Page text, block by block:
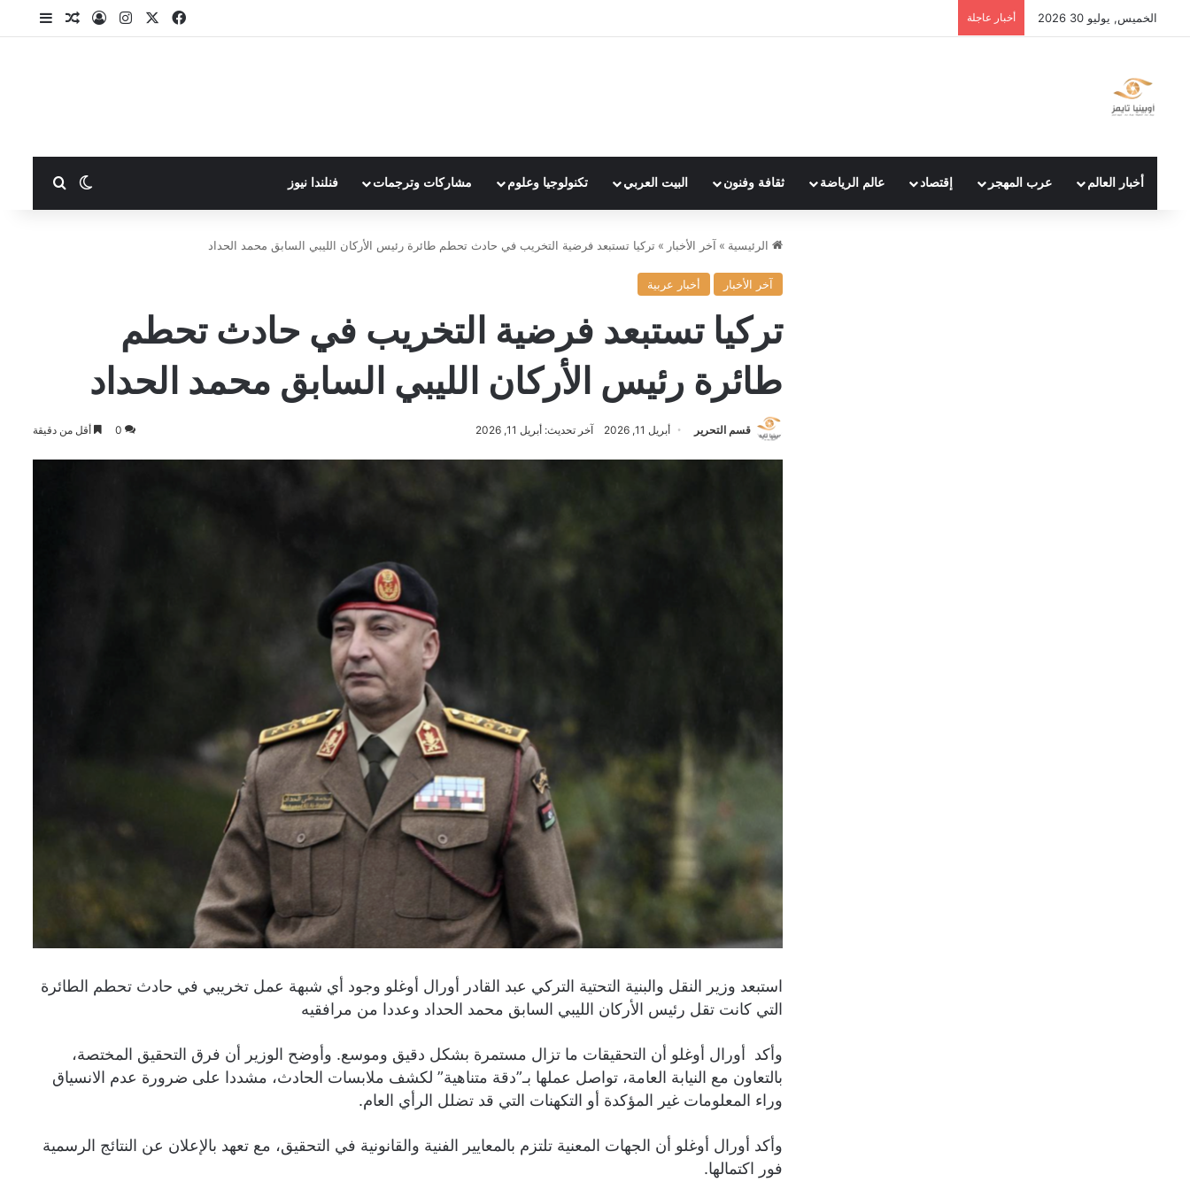
الخميس, يوليو 30 2026 أخبار عاجلة فيسبوك انستقرامتسجيل الدخول
مقالإضافة
أخبار العالم عرب المهجر إقتصاد عالم الرياضة ثقافة وفنون البيت العربي تكنولوجيا وعلوم مشاركات وترجمات فنلندا نيوز الوضعبحث عن
الرئيسية » آخر الأخبار » تركيا تستبعد فرضية التخريب في حادث تحطم طائرة رئيس الأركان الليبي السابق محمد الحداد
آخر الأخبار أخبار عربية
تركيا تستبعد فرضية التخريب في حادث تحطم
طائرة رئيس الأركان الليبي السابق محمد الحداد
قسم التحرير أبريل 11, 2026 آخر تحديث: أبريل 11, 2026 0 أقل من دقيقة
استبعد وزير النقل والبنية التحتية التركي عبد القادر أورال أوغلو وجود أي شبهة عمل تخريبي في حادث تحطم الطائرة
التي كانت تقل رئيس الأركان الليبي السابق محمد الحداد وعددا من مرافقيه
وأكد أورال أوغلو أن التحقيقات ما تزال مستمرة بشكل دقيق وموسع. وأوضح الوزير أن فرق التحقيق المختصة،
بالتعاون مع النيابة العامة، تواصل عملها بـ”دقة متناهية” لكشف ملابسات الحادث، مشددا على ضرورة عدم الانسياق
وراء المعلومات غير المؤكدة أو التكهنات التي قد تضلل الرأي العام.
وأكد أورال أوغلو أن الجهات المعنية تلتزم بالمعايير الفنية والقانونية في التحقيق، مع تعهد بالإعلان عن النتائج الرسمية
فور اكتمالها.